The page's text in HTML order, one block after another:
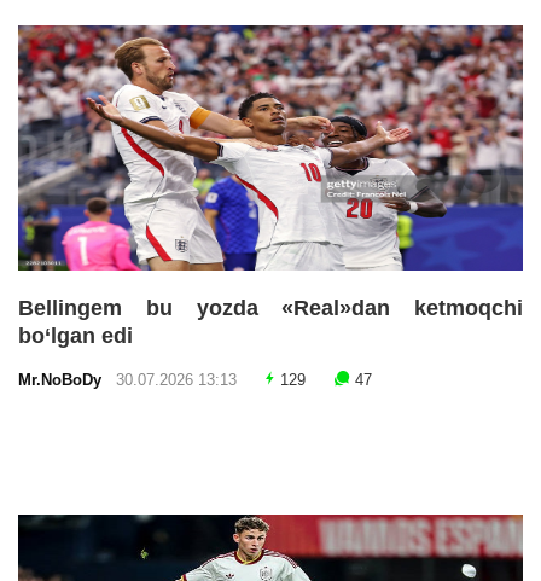
Bellingem bu yozda «Real»dan ketmoqchi
bo‘lgan edi
Mr.NoBoDy 30.07.2026 13:13 129 47